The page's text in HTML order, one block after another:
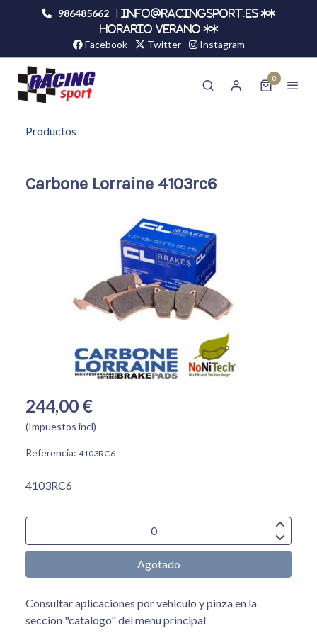
986485662 |
info@racingsport.es **
HORARIO VERANO **
Facebook Twitter Instagram
0
Productos
Carbone Lorraine 4103rc6
244,00 €
(Impuestos incl)
Referencia: 4103RC6
4103RC6
Agotado
Consultar aplicaciones por vehiculo y pinza en la
seccion "catalogo" del menu principal